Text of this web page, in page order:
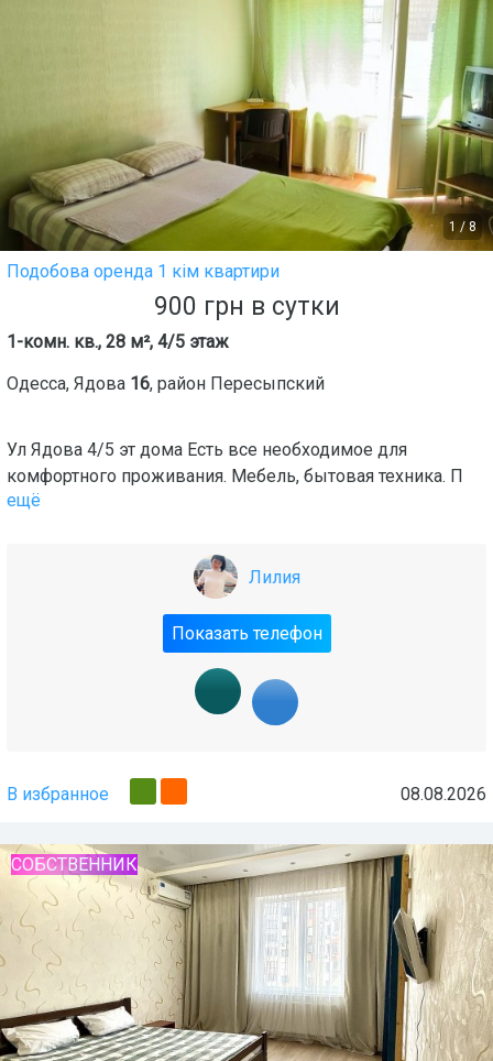
1 /8
Подобова оренда 1 кім квартири
900 грн в сутки
1-комн. кв., 28 м², 4/5 этаж
Одесса, Ядова 16, район Пересыпский
Ул Ядова 4/5 эт дома Есть все необходимое для
комфортного проживания. Мебель, бытовая техника. П
ещё
Лилия
Показать телефон
В избранное 08.08.2026
СОБСТВЕННИК